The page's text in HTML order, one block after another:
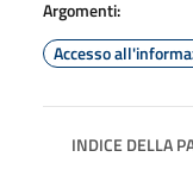
Argomenti:
Accesso
INDICE DELLA